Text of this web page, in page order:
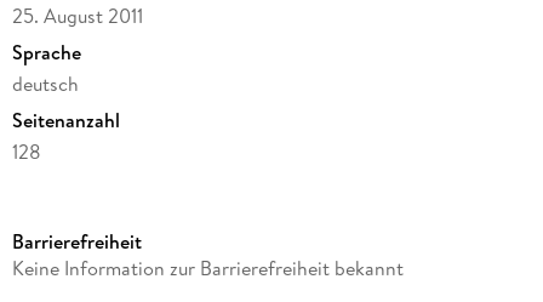
25. August 2011
Sprache
deutsch
Seitenanzahl
128
Autor/Autorin
Barrierefreiheit
Keine Information zur Barrierefreiheit bekannt